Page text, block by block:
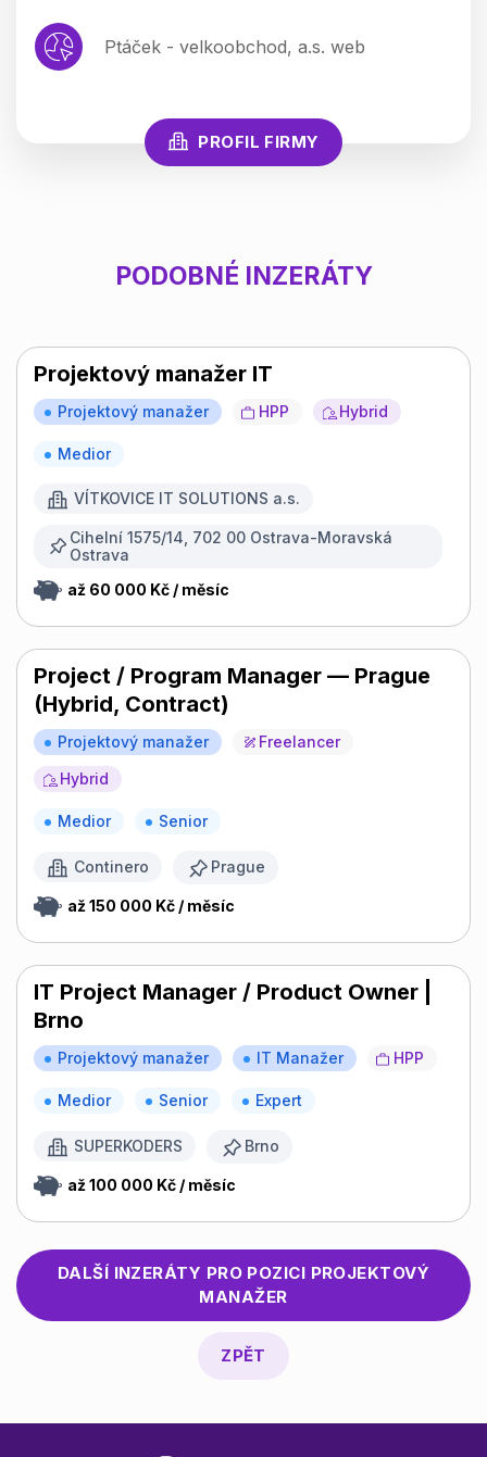
Ptáček - velkoobchod, a.s. web
PROFIL FIRMY
PODOBNÉ INZERÁTY
Projektový manažer IT
Projektový manažer HPP Hybrid
Medior
VÍTKOVICE IT SOLUTIONS a.s.
Cihelní 1575/14, 702 00 Ostrava-Moravská
Ostrava
až 60 000 Kč / měsíc
Project / Program Manager — Prague
(Hybrid, Contract)
Projektový manažer
Freelancer
Hybrid
Medior Senior
Continero Prague
až 150 000 Kč / měsíc
IT Project Manager / Product Owner |
Brno
Projektový manažer IT Manažer HPP
Medior Senior Expert
SUPERKODERS Brno
až 100 000 Kč / měsíc
DALŠÍ INZERÁTY PRO POZICI PROJEKTOVÝ
MANAŽER
ZPĚT